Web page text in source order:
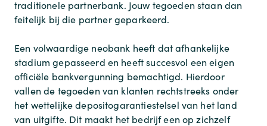
traditionele partnerbank. Jouw tegoeden staan dan
feitelijk bij die partner geparkeerd.
Een volwaardige neobank heeft dat afhankelijke
stadium gepasseerd en heeft succesvol een eigen
officiële bankvergunning bemachtigd. Hierdoor
vallen de tegoeden van klanten rechtstreeks onder
het wettelijke depositogarantiestelsel van het land
van uitgifte. Dit maakt het bedrijf een op zichzelf